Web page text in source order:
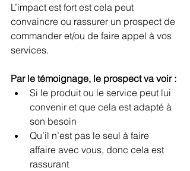
L’impact est fort est cela peut
convaincre ou rassurer un prospect de
commander et/ou de faire appel à vos
services.
Par le témoignage, le prospect va voir :
Si le produit ou le service peut lui
convenir et que cela est adapté à
son besoin
Qu’il n’est pas le seul à faire
affaire avec vous, donc cela est
rassurant